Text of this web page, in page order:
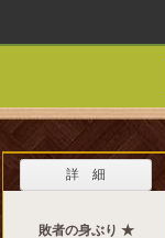
詳 細
敗者の身ぶり ★